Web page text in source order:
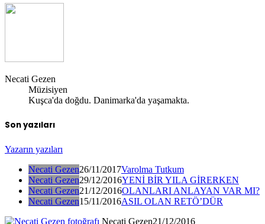
Necati Gezen
Müzisiyen
Kuşca'da doğdu. Danimarka'da yaşamakta.
Son yazıları
Yazarın yazıları
Necati Gezen26/11/2017Varolma Tutkum
Necati Gezen29/12/2016YENİ BİR YILA GİRERKEN
Necati Gezen21/12/2016OLANLARI ANLAYAN VAR MI?
Necati Gezen15/11/2016ASIL OLAN RETÖ’DÜR
Necati Gezen21/12/2016